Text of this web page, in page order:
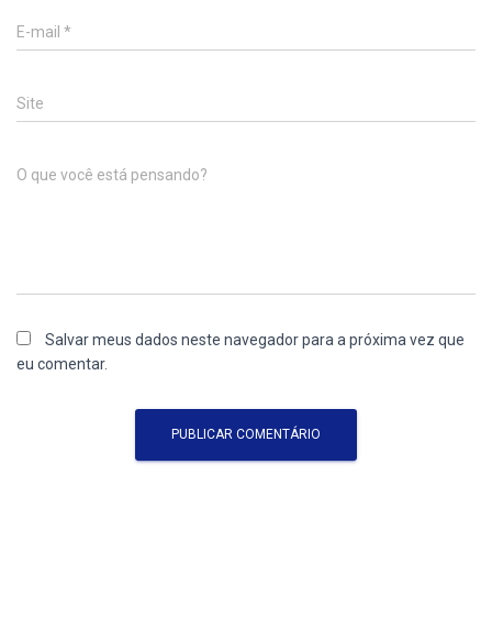
E-mail *
Site
O que você está pensando?
Salvar meus dados neste navegador para a próxima vez que
eu comentar.